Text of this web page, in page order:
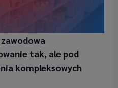
tak, ale pod
kompleksowych